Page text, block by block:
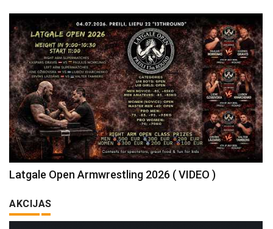
Latgale Open Armwrestling 2026 ( VIDEO )
AKCIJAS